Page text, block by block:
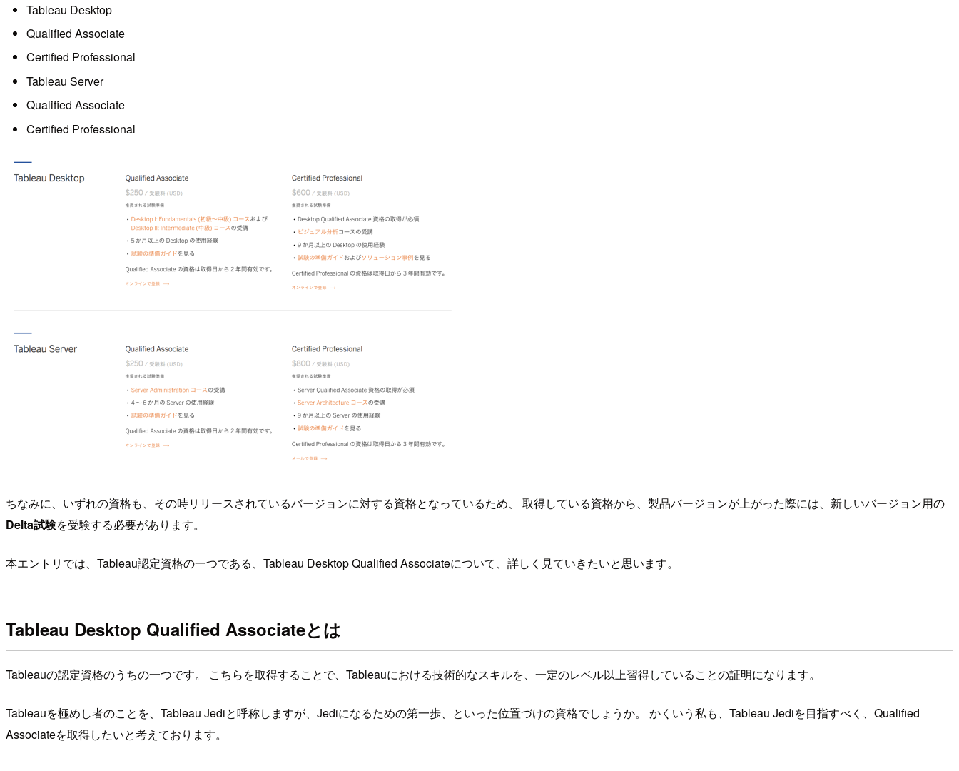
Tableau Desktop
Qualified Associate
Certified Professional
Tableau Server
Qualified Associate
Certified Professional
ちなみに、いずれの資格も、その時リリースされているバージョンに対する資格となっているため、 取得している資格から、製品バージョンが上がった際には、新しいバージョン用の
Delta試験を受験する必要があります。
本エントリでは、Tableau認定資格の一つである、Tableau Desktop Qualified Associateについて、詳しく見ていきたいと思います。
Tableau Desktop Qualified Associateとは
Tableauの認定資格のうちの一つです。 こちらを取得することで、Tableauにおける技術的なスキルを、一定のレベル以上習得していることの証明になります。
Tableauを極めし者のことを、Tableau Jediと呼称しますが、Jediになるための第一歩、といった位置づけの資格でしょうか。 かくいう私も、Tableau Jediを目指すべく、Qualified
Associateを取得したいと考えております。